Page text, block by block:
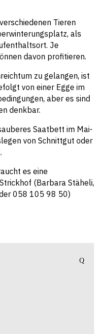
Tieren
als
Je
davon profitieren.
zu gelangen, ist
von einer Egge im
aber es sind
denkbar.
Saatbett im Mai-
von Schnittgut oder
es eine
(Barbara Stäheli,
058 105 98 50)